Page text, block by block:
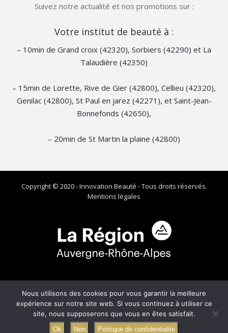
Suivez notre actualité et nos promotions sur :
Notre
Facebook
Votre institut de beauté à :
– 10min de Grand croix (42320), Sorbiers (42290) et La
Talaudière (42350)
– 15min de Lorette, Rive de Gier (42800), Cellieu (42320),
Genilac (42800), St Paul en jarez (42271), et Saint-Jean-
Bonnefonds (42650),
– 20min de St Martin la plaine (42800)
Copyright © 2020 - Innovation Beauté - Tous droits réservés.
Mentions légales
commerces de proximité !
Vous souhaitez bénéficier de cette aide ? Contactez J'aime
ma com'https://jaimemacom.com
Nous utilisons des cookies pour vous garantir la meilleure
expérience sur notre site web. Si vous continuez à utiliser ce
site, nous supposerons que vous en êtes satisfait.
Ok Non Politique de confidentialité